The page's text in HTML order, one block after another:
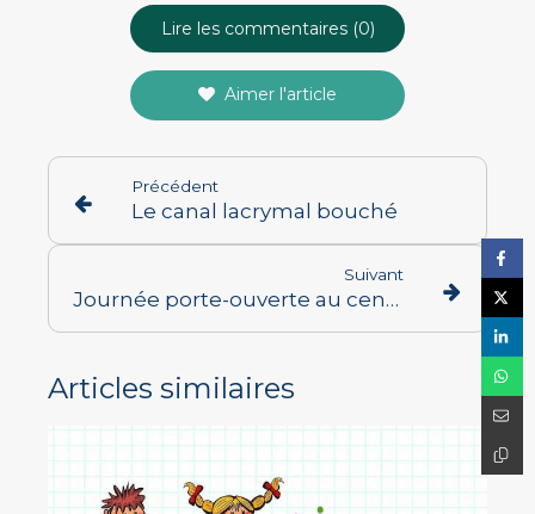
Lire les commentaires (0)
Aimer l'article
Précédent
Le canal lacrymal bouché
Suivant
Journée porte-ouverte au centre ORIENTéA de Senlis, venez me rencontrer!
Articles similaires